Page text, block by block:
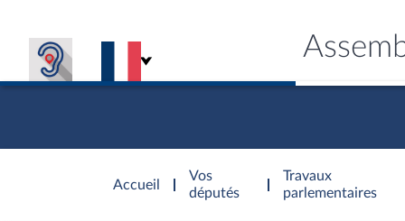
Accueil
d'accueil
Vos
députés
Travaux
parlementaires